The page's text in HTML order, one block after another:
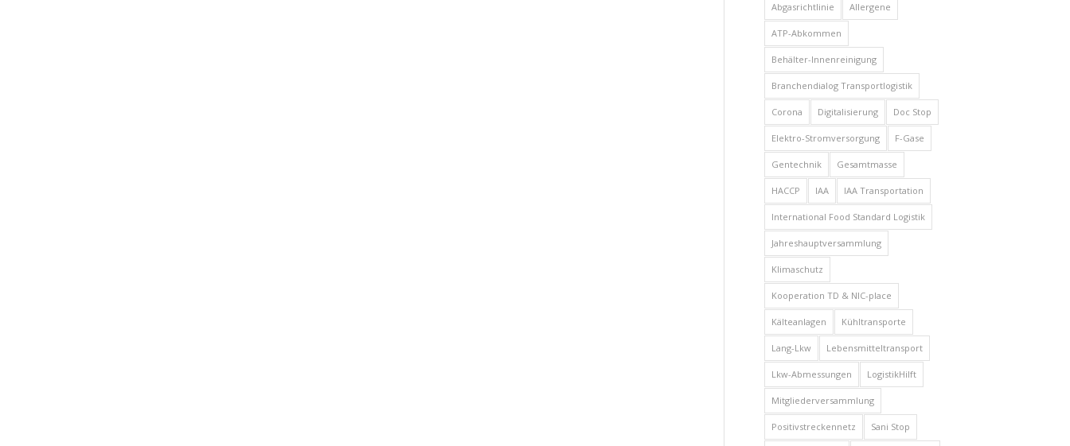
Abgasrichtlinie Allergene
ATP-Abkommen
Behälter-Innenreinigung
Branchendialog Transportlogistik
Corona Digitalisierung Doc Stop
Elektro-Stromversorgung F-Gase
Gentechnik Gesamtmasse
HACCP IAA IAA Transportation
International Food Standard Logistik
Jahreshauptversammlung
Klimaschutz
Kooperation TD & NIC-place
Kälteanlagen Kühltransporte
Lang-Lkw Lebensmitteltransport
Lkw-Abmessungen LogistikHilft
Mitgliederversammlung
Positivstreckennetz Sani Stop